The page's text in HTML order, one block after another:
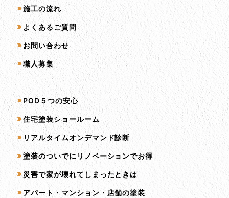
施工の流れ
よくあるご質問
お問い合わせ
職人募集
サービス一覧
POD５つの安心
住宅塗装ショールーム
リアルタイムオンデマンド診断
塗装のついでにリノベーションでお得
災害で家が壊れてしまったときは
アパート・マンション・店舗の塗装